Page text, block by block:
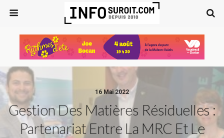
16 Mai 2022
Gestion Des Matières Résiduelles :
Partenariat Entre La MRC Et Le